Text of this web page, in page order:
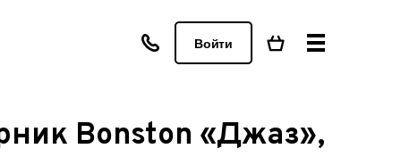
Войти
Bonston «Джаз»,